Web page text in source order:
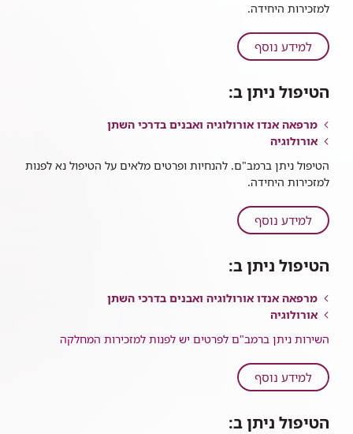
למזכירות היחידה.
למידע נוסףעל
ריסוק
באמצעות
קול
הטיפול ניתן ב:
מרפאה אנדו אורולוגיה ואבנים בדרכי השתן
אורולוגיה
הטיפול ניתן ברמב"ם. להנחיות ופרטים מלאים על הטיפול נא לפנות
למזכירות היחידה.
למידע נוסףעל
ריסוק
בגישה
PCNL
הטיפול ניתן ב:
מרפאה אנדו אורולוגיה ואבנים בדרכי השתן
אורולוגיה
השירות ניתן ברמב"ם לפרטים יש לפנות למזכירות המחלקה
למידע נוסףעל
אורטרוסקופיות
הטיפול ניתן ב: